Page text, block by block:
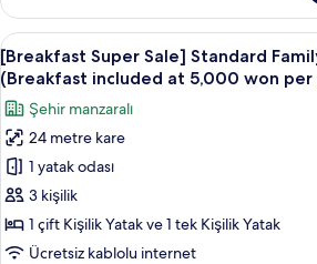
person)
için
tüm
fotoğrafları
görün
Hollywood
Double
Room
(Breakfast
included
at
5,000
won
per
person)
daha
fazla
[Breakfast
Super
Sale]
Standard
Family
Twin
Room
(Breakfast
included
Kaliteli
8
[Breakfast Super Sale] Standard
(Breakfast included at 5,000 won per
Şehir manzaralı
24 metre kare
1 yatak odası
3 kişilik
1 çift Kişilik Yatak ve 1 tek Kişilik Yatak
Ücretsiz kablolu internet